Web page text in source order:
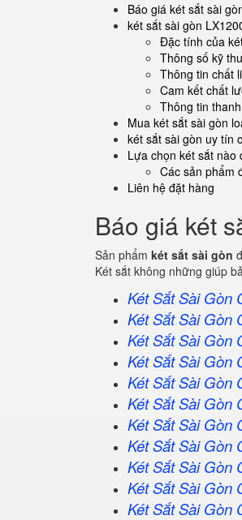
Báo giá két sắt sài
két sắt sài gòn
Đặc tính của
Thông số kỹ
Thông tin chất
Cam kết chất
Thông tin
Mua két sắt sài gòn
két sắt sài gòn uy tín
Lựa chọn két sắt nào
Các sản phẩm
Liên hệ đặt hàng
Báo giá két
Sản phẩm két sắt sài gòn
Két sắt không những giúp
Két Sắt Sài Gòn
Két SắtSài Gòn
Két SắtSài Gòn
Két SắtSài Gòn
Két SắtSài Gòn
Két SắtSài Gòn
Két SắtSài Gòn
Két SắtSài Gòn
Két SắtSài Gòn
Két SắtSài Gòn
Két SắtSài Gòn